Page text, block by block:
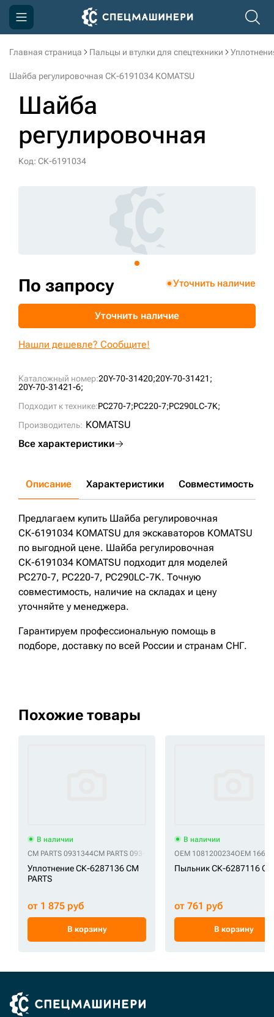
Главная страница Пальцы и втулки для спецтехники
Шайба регулировочная СК-6191034 KOMATSU
Шайба
регулировочная
Код: СК-6191034
Каталожный номер:20Y-70-31420;20Y-70-31421;
20Y-70-31421-6;
Подходит к технике:PC270-7;PC220-7;PC290LC-7K;
Производитель: KOMATSU
Все характеристики
По запросу Уточнить наличие
Уточнить наличие
Нашли дешевле? Сообщите!
Описание Характеристики Совместимость
Предлагаем купить Шайба регулировочная
СК-6191034 KOMATSU для экскаваторов KOMATSU
по выгодной цене. Шайба регулировочная
СК-6191034 KOMATSU подходит для моделей
PC270-7, PC220-7, PC290LC-7K. Точную
совместимость, наличие на складах и цену
уточняйте у менеджера.
Гарантируем профессиональную помощь в
подборе, доставку по всей России и странам СНГ.
Похожие товары
В наличии
CM PARTS 0931344CM PARTS 093-1344 CM PARTS 3678467CM PARTS
Уплотнение СК-6287136 CM
PARTS
от 1 875 руб
В корзину
В наличии
OEM 1081200234OEM
Пыльник СК-6287116
от 761 руб
В корзину
Компания
Доставка и оплата
Информация
Контакты
+7 (499) 394-50-93